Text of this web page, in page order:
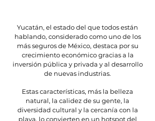
Yucatán, el estado del que todos están
hablando, considerado como uno de los
más seguros de México, destaca por su
crecimiento económico gracias a la
inversión pública y privada y al desarrollo
de nuevas industrias.
Estas características, más la belleza
natural, la calidez de su gente, la
diversidad cultural y la cercanía con la
playa, lo convierten en un hotspot del